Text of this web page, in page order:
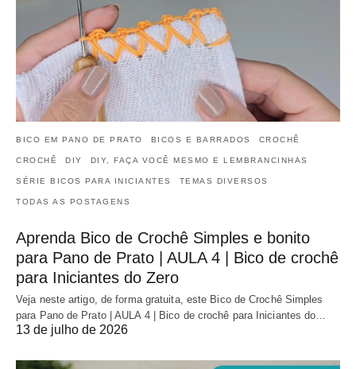
BICO EM PANO DE PRATO BICOS E BARRADOS CROCHÊ
CROCHÊ DIY DIY, FAÇA VOCÊ MESMO E LEMBRANCINHAS
SÉRIE BICOS PARA INICIANTES TEMAS DIVERSOS
TODAS AS POSTAGENS
Aprenda Bico de Crochê Simples e bonito
para Pano de Prato | AULA 4 | Bico de crochê
para Iniciantes do Zero
Veja neste artigo, de forma gratuita, este Bico de Crochê Simples
para Pano de Prato | AULA 4 | Bico de crochê para Iniciantes do…
13 de julho de 2026